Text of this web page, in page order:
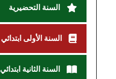
السنة التحضيرية
السنة الأولى ابتدائي
السنة الثانية ابتدائي